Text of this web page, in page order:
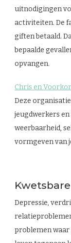
uitnodigingen
activiteiten. De
giften betaald.
bepaalde
opvangen.
Chris en
Deze
jeugdwerkers en
weerbaarheid,
vormgeven van
Depressie,
problemen waar